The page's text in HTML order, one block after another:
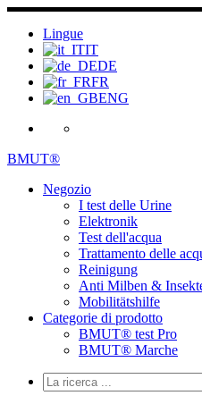
Salta
contenuto
Lingue
IT
DE
FR
ENG
BMUT®
Negozio
I test delle Urine
Elektronik
Test dell'acqua
Trattamento delle
Reinigung
Anti Milben &
Mobilitätshilfe
Categorie di prodotto
BMUT® test Pro
BMUT® Marche
Ricerca
Ricerca